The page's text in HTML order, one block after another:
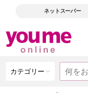
ネットスーパー
カテゴリー